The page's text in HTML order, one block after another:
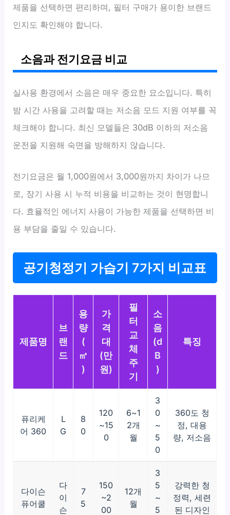
제품을 선택하면 편리하며, 필터 구매가 용이한 브랜드
인지도 확인해야 합니다.
소음과 전기요금 비교
실사용 환경에서 소음은 매우 중요한 요소입니다. 특히
밤 시간 사용을 고려할 때는 저소음 모드 지원 여부를 꼭
체크해야 합니다. 최신 모델들은 30dB 이하의 저소음
운전을 지원해 숙면을 방해하지 않습니다.
전기요금은 월 1,000원에서 3,000원까지 차이가 나므
로, 장기 사용 시 누적 비용을 비교하는 것이 현명합니
다. 효율적인 에너지 사용이 가능한 제품을 선택하면 비
용 부담을 줄일 수 있습니다.
공기청정기 가습기 7가지 비교표
제품명
브
랜
드
용
량
(
㎡
)
가
격
대
(만
원)
필
터
교
체
주
기
소
음
(d
B
)
특징
퓨리케
어 360
L
G
8
0
120
~15
0
6~1
2개
월
3
0
~
5
0
360도 청
정, 대용
량, 저소음
다이슨
퓨어쿨
다
이
슨
7
5
150
~2
00
12개
월
3
5
~
5
강력한 청
정력, 세련
된 디자인